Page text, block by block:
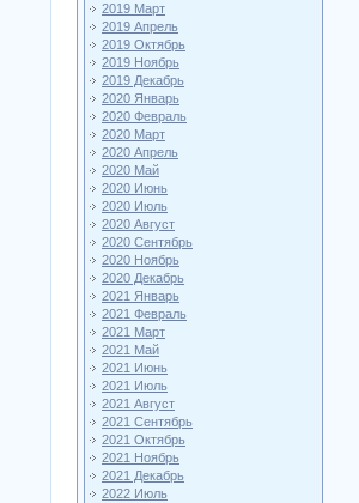
2019 Март
2019 Апрель
2019 Октябрь
2019 Ноябрь
2019 Декабрь
2020 Январь
2020 Февраль
2020 Март
2020 Апрель
2020 Май
2020 Июнь
2020 Июль
2020 Август
2020 Сентябрь
2020 Ноябрь
2020 Декабрь
2021 Январь
2021 Февраль
2021 Март
2021 Май
2021 Июнь
2021 Июль
2021 Август
2021 Сентябрь
2021 Октябрь
2021 Ноябрь
2021 Декабрь
2022 Июль